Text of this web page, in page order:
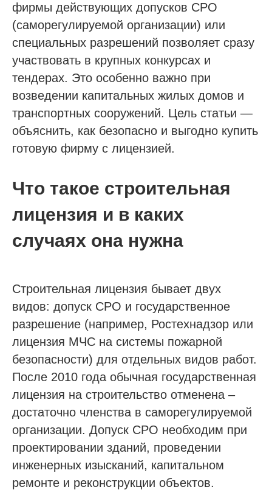
фирмы действующих допусков СРО
(саморегулируемой организации) или
специальных разрешений позволяет сразу
участвовать в крупных конкурсах и
тендерах. Это особенно важно при
возведении капитальных жилых домов и
транспортных сооружений. Цель статьи —
объяснить, как безопасно и выгодно купить
готовую фирму с лицензией.
Что такое строительная
лицензия и в каких
случаях она нужна
Строительная лицензия бывает двух
видов: допуск СРО и государственное
разрешение (например, Ростехнадзор или
лицензия МЧС на системы пожарной
безопасности) для отдельных видов работ.
После 2010 года обычная государственная
лицензия на строительство отменена –
достаточно членства в саморегулируемой
организации. Допуск СРО необходим при
проектировании зданий, проведении
инженерных изысканий, капитальном
ремонте и реконструкции объектов.